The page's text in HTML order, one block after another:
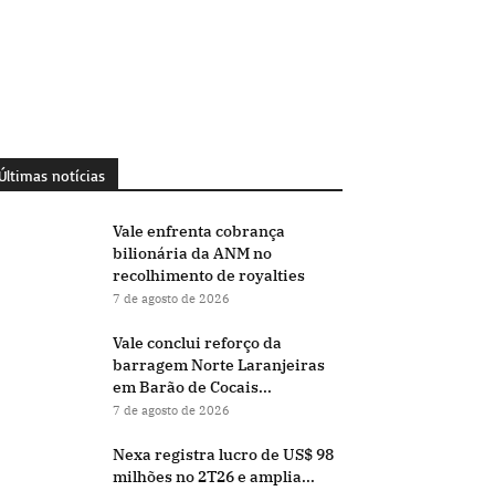
notícias
Vale enfrenta cobrança
bilionária da ANM no
recolhimento de royalties
7 de agosto de 2026
Vale conclui reforço da
barragem Norte Laranjeiras
em Barão de Cocais...
7 de agosto de 2026
Nexa registra lucro de US$ 98
milhões no 2T26 e amplia...